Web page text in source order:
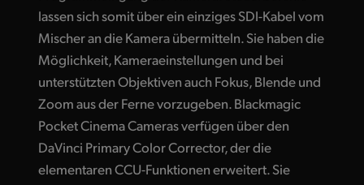
lassen sich somit über ein einziges SDI-Kabel vom
Mischer an die Kamera übermitteln. Sie haben die
Möglichkeit, Kameraeinstellungen und bei
unterstützten Objektiven auch Fokus, Blende und
Zoom aus der Ferne vorzugeben. Blackmagic
Pocket Cinema Cameras verfügen über den
DaVinci Primary Color Corrector, der die
elementaren CCU-Funktionen erweitert. Sie